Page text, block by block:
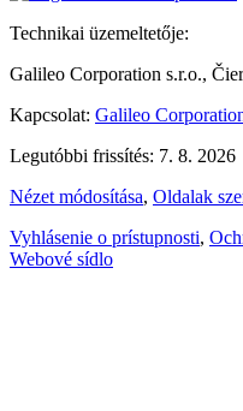
Technikai üzemeltetője:
Galileo Corporation s.r.o.,
Kapcsolat: Galileo
Legutóbbi frissítés: 7. 8. 2026
Nézet módosítása, Oldalak
Vyhlásenie o prístupnosti,
Webové sídlo